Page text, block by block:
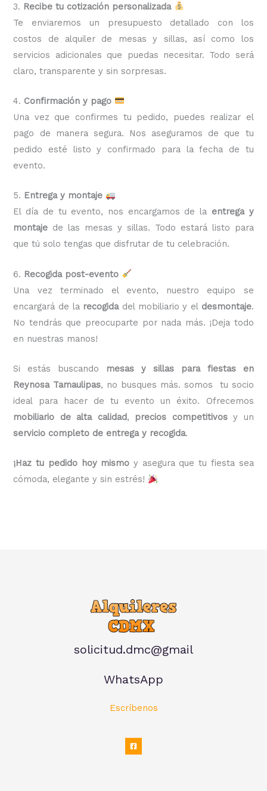
3. Recibe tu cotización personalizada
Te enviaremos un presupuesto detallado con los
costos de alquiler de mesas y sillas, así como los
servicios adicionales que puedas necesitar. Todo será
claro, transparente y sin sorpresas.
4. Confirmación y pago
Una vez que confirmes tu pedido, puedes realizar el
pago de manera segura. Nos aseguramos de que tu
pedido esté listo y confirmado para la fecha de tu
evento.
5. Entrega y montaje
El día de tu evento, nos encargamos de la entrega y
montaje de las mesas y sillas. Todo estará listo para
que tú solo tengas que disfrutar de tu celebración.
6. Recogida post-evento
Una vez terminado el evento, nuestro equipo se
encargará de la recogidadel mobiliario y el desmontaje.
No tendrás que preocuparte por nada más. ¡Deja todo
en nuestras manos!
Si estás buscando
mesas y sillas para fiestas en
Reynosa Tamaulipas, no busques más. somos tu socio
ideal para hacer de tu evento un éxito. Ofrecemos
mobiliario de alta calidad, precios competitivosy un
servicio completo de entrega y recogida.
¡Haz tu pedido hoy mismo y asegura que tu fiesta sea
cómoda, elegante y sin estrés!
solicitud.dmc@gmail
WhatsApp
Escríbenos